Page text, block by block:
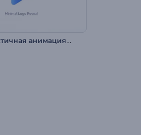
Минималистичная анимация лого